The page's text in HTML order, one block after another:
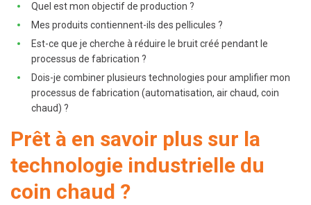
Quel est mon objectif de production ?
Mes produits contiennent-ils des pellicules ?
Est-ce que je cherche à réduire le bruit créé pendant le
processus de fabrication ?
Dois-je combiner plusieurs technologies pour amplifier mon
processus de fabrication (automatisation, air chaud, coin
chaud) ?
Prêt à en savoir plus sur la
technologie industrielle du
coin chaud ?